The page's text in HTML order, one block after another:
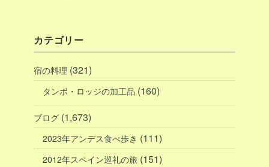
カテゴリー
宿の料理 (321)
タンボ・ロッジの加工品 (160)
ブログ (1,673)
2023年アンデス食べ歩き (111)
2012年スペイン巡礼の旅 (151)